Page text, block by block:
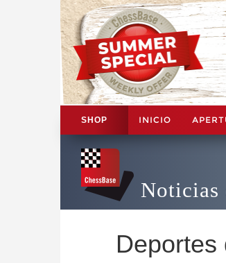
SHOP INICIO
Noticias
Deportes